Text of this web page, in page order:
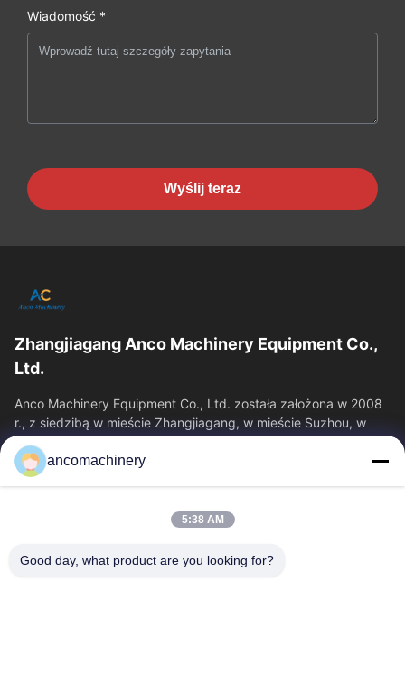
Wiadomość *
Wyślij teraz
Zhangjiagang Anco Machinery Equipment Co.,
Ltd.
Anco Machinery Equipment Co., Ltd. została założona w 2008
r., z siedzibą w mieście Zhangjiagang, w mieście Suzhou, w
prowincji Jiangsu.
Szybkie Linki
O Nas
Wycieczka Po Fabryce
Kontrola Jakości
ancomachinery
5:38 AM
Good day, what product are you looking for?